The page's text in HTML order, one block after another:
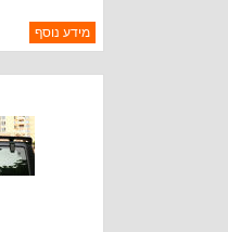
ברקוד: 82215140AB
יצרן:
מידע נוסף